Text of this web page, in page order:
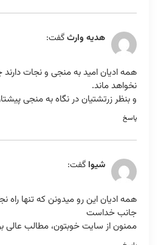
هدیه وارثگفت:
همه ادیان امید به منجی و نجات دارند
نخواهد ماند.
و بنظر زرتشتیان در نگاه به منجی
پاسخ
شیوا گفت:
همه ادیان این رو میدونن که تنها راه
جانب خداست
ممنون از سایت خوبتون، مطالب عالی